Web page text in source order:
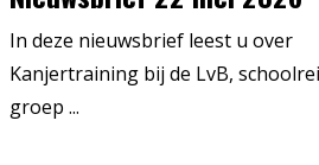
In deze nieuwsbrief leest u over
Kanjertraining bij de LvB,
groep ...